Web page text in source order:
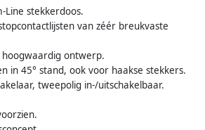
Line stekkerdoos.
van zéér breukvaste
hoogwaardig ontwerp.
in 45° stand, ook voor haakse stekkers.
tweepolig in-/uitschakelbaar.